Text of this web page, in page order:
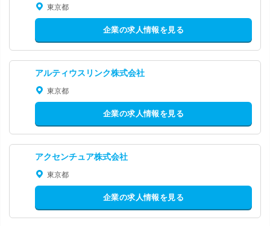
東京都
企業の求人情報を見る
アルティウスリンク株式会社
東京都
企業の求人情報を見る
アクセンチュア株式会社
東京都
企業の求人情報を見る